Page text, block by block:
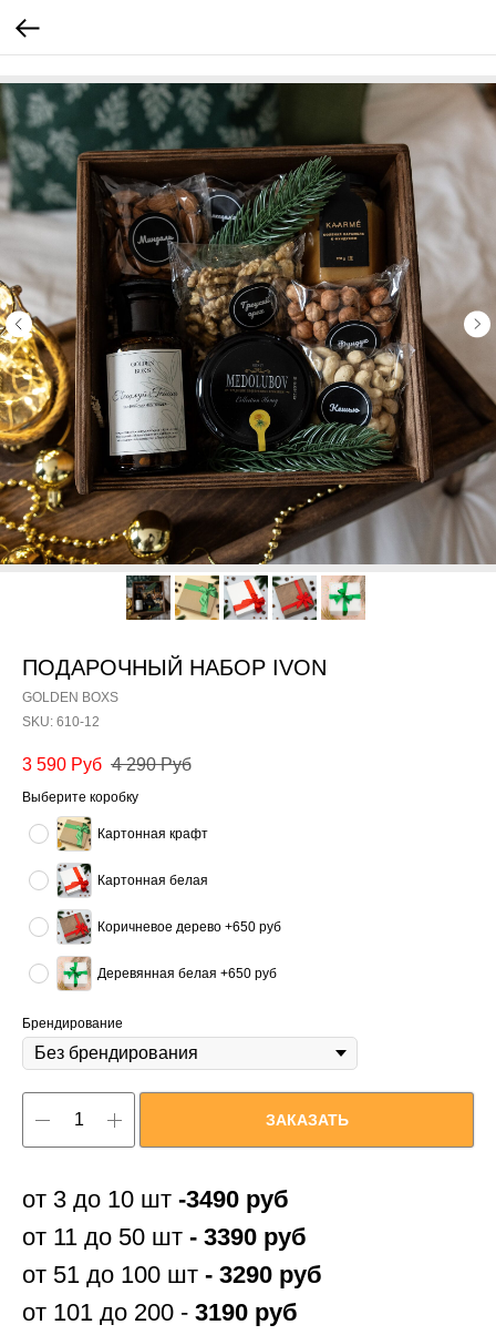
ПОДАРОЧНЫЙ НАБОР IVON
GOLDEN BOXS
SKU: 610-12
3 590 Руб 4 290 Руб
Выберите коробку
Картонная крафт
Картонная белая
Коричневое дерево +650 руб
Деревянная белая +650 руб
Брендирование
ЗАКАЗАТЬ
от 3 до 10 шт -3490 руб
от 11 до 50 шт - 3390 руб
от 51 до 100 шт - 3290 руб
от 101 до 200 - 3190 руб